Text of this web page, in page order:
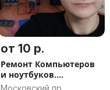
от 10 р.
Ремонт Компьютеров
и ноутбуков.
Установка Виндовс